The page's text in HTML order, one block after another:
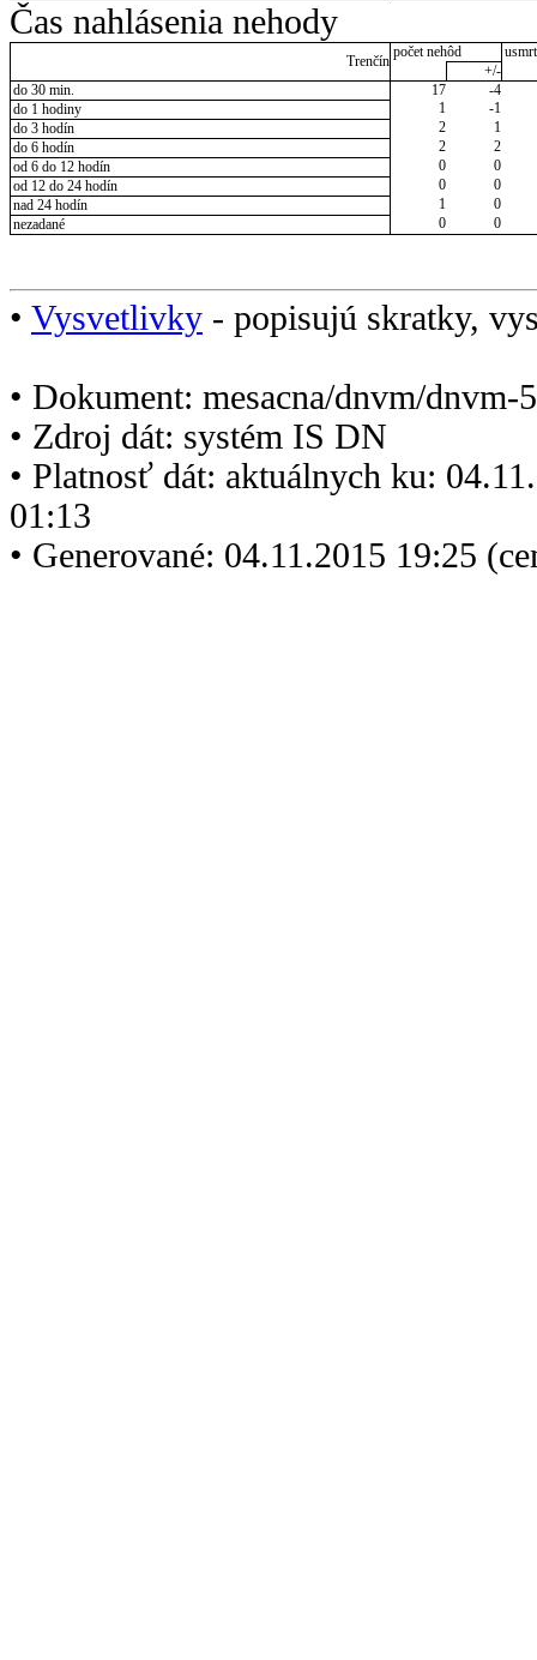
Čas nahlásenia nehody
Trenčín
počet nehôd
+/-
do 30 min.
17
-4
do 1 hodiny
1
-1
do 3 hodín
2
1
do 6 hodín
2
2
od 6 do 12 hodín
0
0
od 12 do 24 hodín
0
0
nad 24 hodín
1
0
nezadané
0 0
• Vysvetlivky - popisujú skratky,
• Dokument: mesacna/dnvm/dnvm-
• Zdroj dát: systém IS DN
• Platnosť dát: aktuálnych ku:
01:13
• Generované: 04.11.2015 19:25